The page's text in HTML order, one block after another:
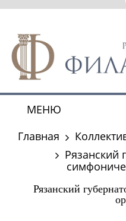
МЕНЮ
Главная
Рязанский
Рязанский